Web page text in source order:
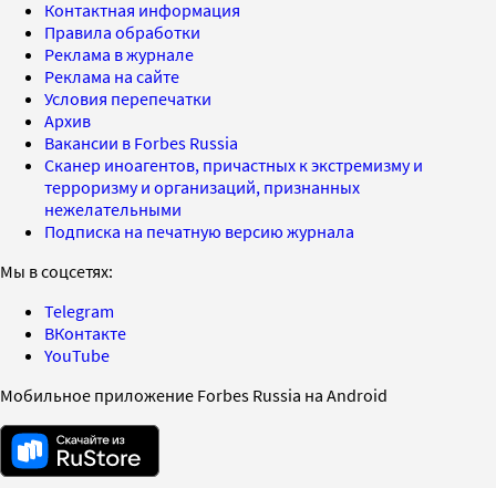
Контактная информация
Правила обработки
Реклама в журнале
Реклама на сайте
Условия перепечатки
Архив
Вакансии в Forbes Russia
Сканер иноагентов, причастных к экстремизму и
терроризму и организаций, признанных
нежелательными
Подписка на печатную версию журнала
Мы в соцсетях:
Telegram
ВКонтакте
YouTube
Мобильное приложение Forbes Russia на Android